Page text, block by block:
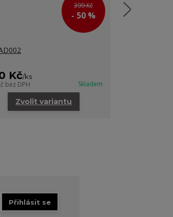
399 Kč
- 50 %
Kč/ks
bez DPH Skladem
Zvolit variantu
Přihlásit se